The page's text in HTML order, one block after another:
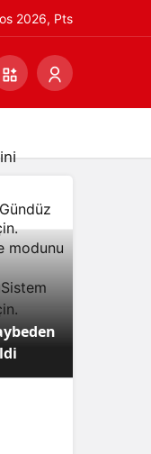
2026, Pts
Gündüz
modunu
Sistem